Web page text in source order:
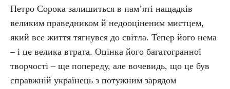
Петро Сорока залишиться в пам’яті нащадків
великим праведником й недооціненим мистцем,
який все життя тягнувся до світла. Тепер його нема
– і це велика втрата. Оцінка його багатогранної
творчості – ще попереду, але вочевидь, що це був
справжній українець з потужним зарядом